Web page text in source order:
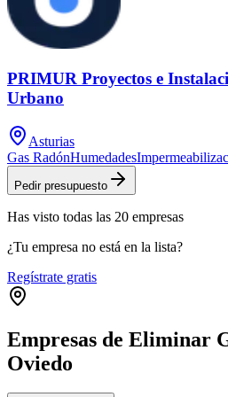
PRIMUR Proyectos e
Urbano
Asturias
Gas RadónHumedades
Pedir presupuesto
Has visto todas las 20 empresas
¿Tu empresa no está en la lista?
Regístrate gratis
Empresas de Eliminar
Oviedo